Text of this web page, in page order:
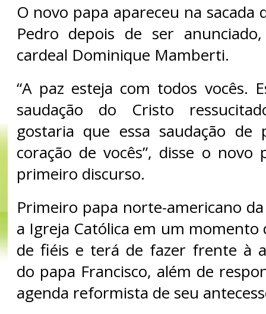
O novo papa apareceu na sacada
Pedro depois de ser
cardeal Dominique Mamberti.
“A paz esteja com todos vocês.
saudação do Cristo
gostaria que essa saudação de
coração de vocês”, disse o novo
primeiro discurso.
Primeiro papa norte-americano
a Igreja Católica em um momento
de fiéis e terá de fazer frente à
do papa Francisco, além de
agenda reformista de seu